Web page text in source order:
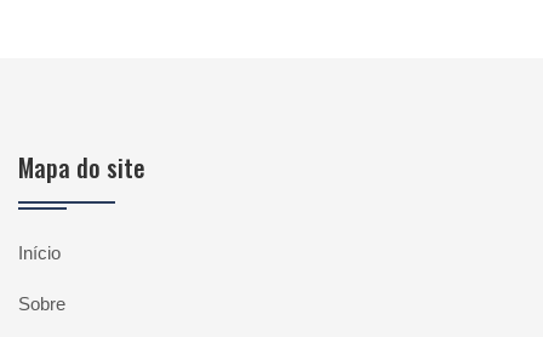
Mapa do site
Início
Sobre